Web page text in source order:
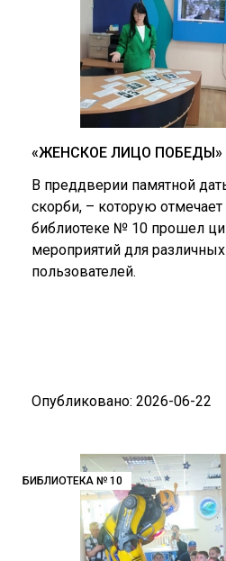
«ЖЕНСКОЕ ЛИЦО ПОБЕДЫ»
В преддверии памятной
скорби, – которую отмечает
библиотеке № 10 прошел
мероприятий для различных
пользователей.
Опубликовано: 2026-06-22
БИБЛИОТЕКА № 10